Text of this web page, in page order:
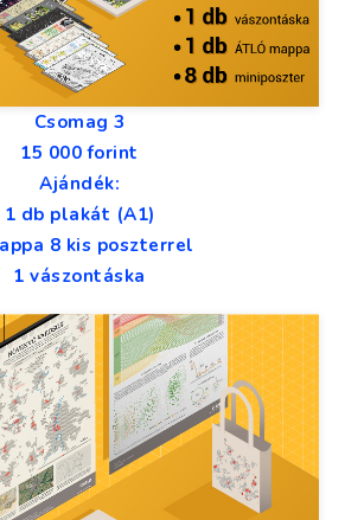
Csomag 3
15 000 forint
Ajándék:
1 db plakát (A1)
8 kis poszterrel
1 vászontáska